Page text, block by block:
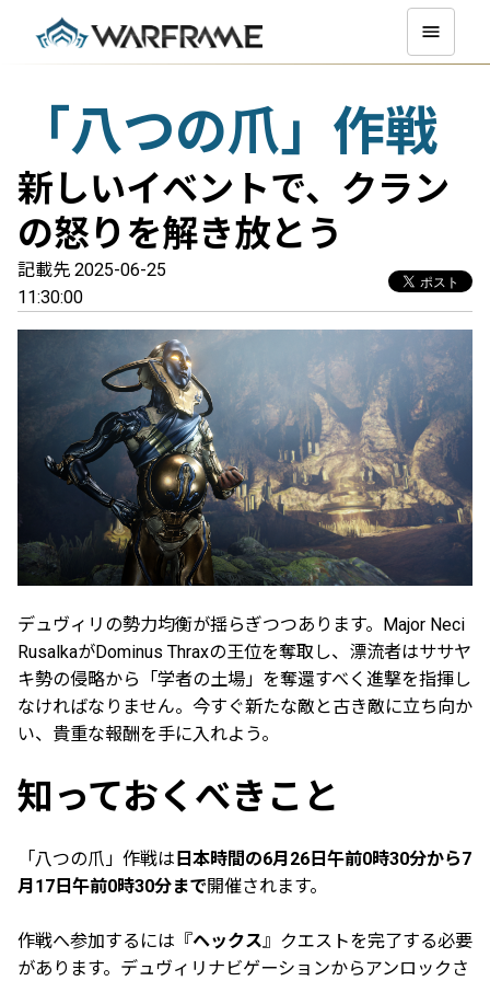
「八つの爪」作戦
新しいイベントで、クラン
の怒りを解き放とう
記載先 2025-06-25
11:30:00
デュヴィリの勢力均衡が揺らぎつつあります。Major Neci
RusalkaがDominus Thraxの王位を奪取し、漂流者はササヤ
キ勢の侵略から「学者の土場」を奪還すべく進撃を指揮し
なければなりません。今すぐ新たな敵と古き敵に立ち向か
い、貴重な報酬を手に入れよう。
知っておくべきこと
「八つの爪」作戦は 日本時間の6月26日午前0時30分から7
月17日午前0時30分まで開催されます。
作戦へ参加するには『ヘックス 』クエストを完了する必要
があります。デュヴィリナビゲーションからアンロックさ